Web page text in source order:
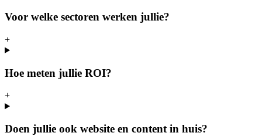
Voor welke sectoren werken jullie?
+
Hoe meten jullie ROI?
+
Doen jullie ook website en content in huis?